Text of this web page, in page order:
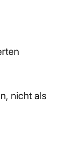
nicht als